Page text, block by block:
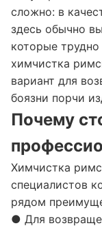
сложно: в
здесь обычно
которые
химчистка
вариант для
боязни порчи
Почему
Химчистка
специалистов
рядом
● Для